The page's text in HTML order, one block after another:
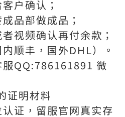
户确认；
品部做成品；
视频确认再付余款；
顺丰，国外DHL）。
QQ:786161891 微
证明材料
证，留服官网真实存